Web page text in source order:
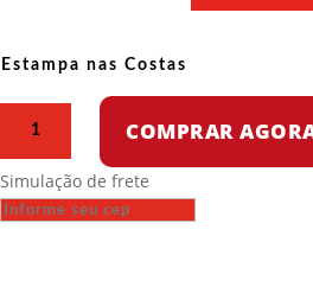
Estampa nas Costas
-
Seleção
COMPRAR
Simulação de frete